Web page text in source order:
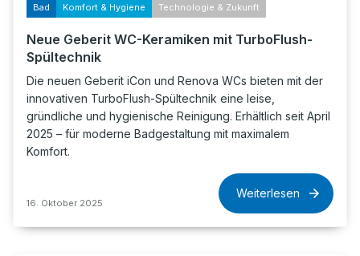
Bad Komfort & Hygiene Technologie & Zukunft
Neue Geberit WC-Keramiken mit TurboFlush-
Spültechnik
Die neuen Geberit iCon und Renova WCs bieten mit der
innovativen TurboFlush-Spültechnik eine leise,
gründliche und hygienische Reinigung. Erhältlich seit April
2025 – für moderne Badgestaltung mit maximalem
Komfort.
16. Oktober 2025
Weiterlesen